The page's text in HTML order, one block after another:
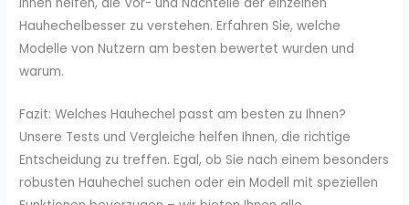
Hauhechelbesser zu verstehen. Erfahren Sie, welche
Modelle von Nutzern am besten bewertet wurden und
warum.
Fazit: Welches Hauhechel passt am besten zu Ihnen?
Unsere Tests und Vergleiche helfen Ihnen, die richtige
Entscheidung zu treffen. Egal, ob Sie nach einem besonders
robusten Hauhechel suchen oder ein Modell mit speziellen